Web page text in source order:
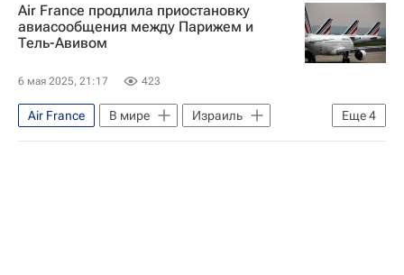
Али Хаменеи
Израиль
Иран
Тель-Авив
Air France продлила приостановку
авиасообщения между Парижем и
Тель-Авивом
6 мая 2025, 21:17 423
Еще4
Air France В мире
Израиль
Тель-Авив
Париж
Ансар Алла